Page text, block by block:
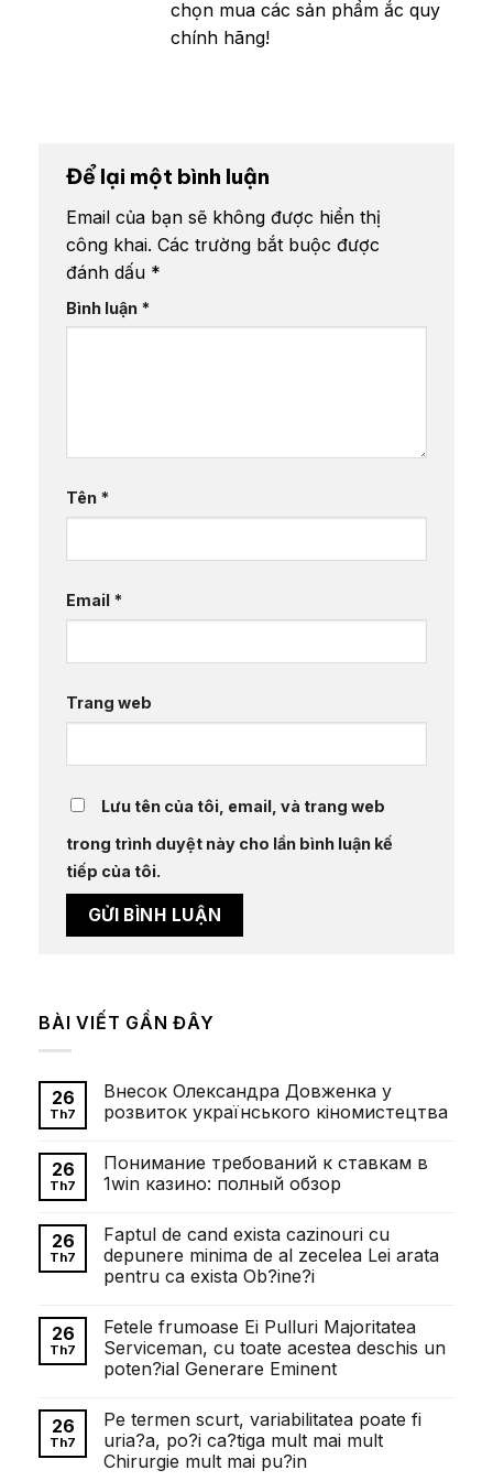
chọn mua các sản phẩm ắc quy
chính hãng!
Để lại một bình luận
Email của bạn sẽ không được hiển thị
công khai. Các trường bắt buộc được
đánh dấu *
Bình luận *
Tên *
Email *
Trang web
Lưu tên của tôi, email, và trang web
trong trình duyệt này cho lần bình luận kế
tiếp của tôi.
BÀI VIẾT GẦN ĐÂY
26
Th7
Внесок Олександра Довженка у
розвиток українського кіномистецтва
bình
luận
ở
Довженка
у
розвиток
українського
кіномистецтва
26
Th7
Понимание требований к ставкам в
1win казино: полный обзор
bình
luận
ở
Понимание
требований
ставкам
в
1win
казино:
полный
26
Th7
Faptul de cand exista cazinouri cu
depunere minima de al zecelea Lei arata
pentru ca exista Ob?ine?i
bình
luận
ở
Faptul
de
exista
cazinouri
cu
depunere
minima
26
Th7
Fetele frumoase Ei Pulluri Majoritatea
Serviceman, cu toate acestea deschis un
poten?ial Generare Eminent
bình
luận
ở
Fetele
frumoase
26
Th7
Pe termen scurt, variabilitatea poate fi
uria?a, po?i ca?tiga mult mai mult
Chirurgie mult mai pu?in